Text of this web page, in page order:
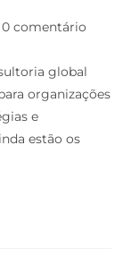
0 comentário
global
organizações
e
estão os